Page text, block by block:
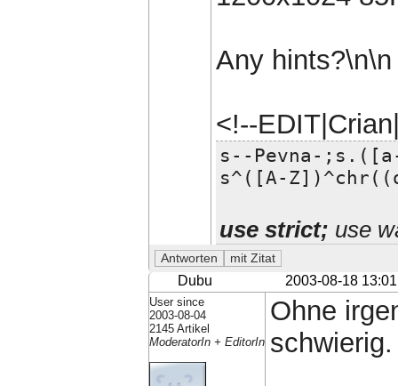
Any hints?\n\n
<!--
s--Pevna-
s^([A-
use strict; use
Dubu 2003-08-18 13:01
User since
2003-08-04
2145 Artikel
ModeratorIn + EditorIn
Ohne
schwierig.